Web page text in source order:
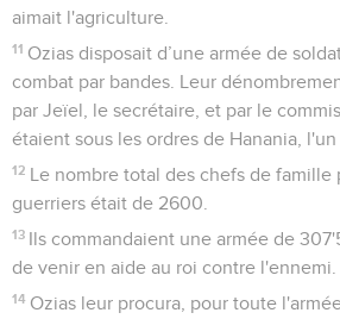
aimait l'agriculture.
11 Ozias disposait d’une armée de
combat par bandes. Leur
par Jeïel, le secrétaire, et par le
étaient sous les ordres de Hanania, l'un
12 Le nombre total des chefs de famille
guerriers était de 2600.
13 Ils commandaient une armée de
de venir en aide au roi contre l'ennemi.
14 Ozias leur procura, pour toute